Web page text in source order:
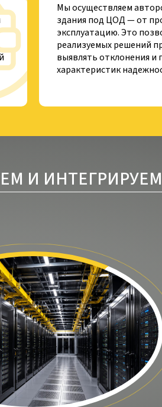
Мы осуществляем
здания под ЦОД — от
эксплуатацию. Это
реализуемых решений
выявлять отклонения
характеристик
И ИНТЕГРИРУЕМ